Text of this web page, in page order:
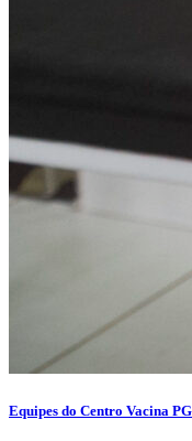
Equipes do Centro Vacina